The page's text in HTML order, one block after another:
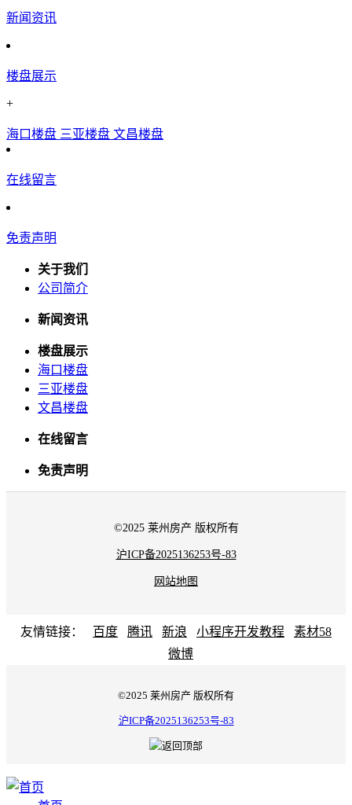
新闻资讯
楼盘展示
+
海口楼盘 三亚楼盘 文昌楼盘
在线留言
免责声明
关于我们
公司简介
新闻资讯
楼盘展示
海口楼盘
三亚楼盘
文昌楼盘
在线留言
免责声明
©2025 莱州房产 版权所有
沪ICP备2025136253号-83
网站地图
友情链接： 百度 腾讯 新浪 小程序开发教程
素材58
微博
©2025 莱州房产 版权所有
沪ICP备2025136253号-83